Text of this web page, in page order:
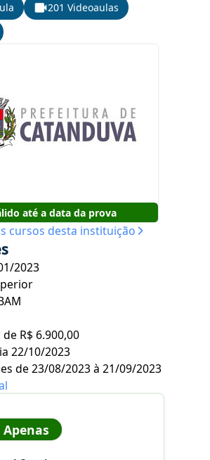
201 Videoaulas
até a data da prova
cursos desta instituição
2023
R$ 6.900,00
22/10/2023
de 23/08/2023 à 21/09/2023
Apenas